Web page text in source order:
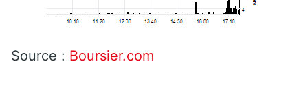
Source : Boursier.com